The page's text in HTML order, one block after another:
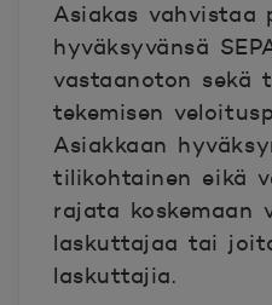
Asiakas vahvistaa
hyväksyvänsä
vastaanoton sekä
tekemisen
Asiakkaan
tilikohtainen eikä
rajata koskemaan
laskuttajaa tai
laskuttajia.